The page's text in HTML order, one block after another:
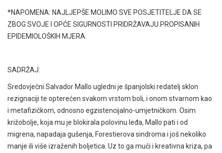
*NAPOMENA: NAJLJEPŠE MOLIMO SVE POSJETITELJE DA SE
ZBOG SVOJE I OPĆE SIGURNOSTI PRIDRŽAVAJU PROPISANIH
EPIDEMIOLOŠKIH MJERA.
SADRŽAJ:
Sredovječni Salvador Mallo ugledni je španjolski redatelj sklon
rezignaciji te opterećen svakom vrstom boli, i onom stvarnom kao
i metafizičkom, odnosno egzistencijalno-umjetničkom. Osim
križobolje, koja mu je blokirala polovinu leđa, Mallo pati i od
migrena, napadaja gušenja, Forestierova sindroma i još nekoliko
manje ili više izraženih boljetica. Uz to ga muči i kreativna kriza, pa